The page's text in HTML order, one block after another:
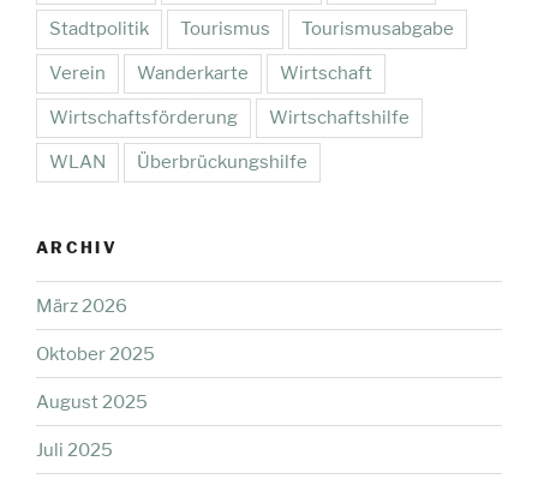
Stadtpolitik Tourismus Tourismusabgabe
Verein Wanderkarte Wirtschaft
Wirtschaftsförderung Wirtschaftshilfe
WLAN Überbrückungshilfe
ARCHIV
März 2026
Oktober 2025
August 2025
Juli 2025